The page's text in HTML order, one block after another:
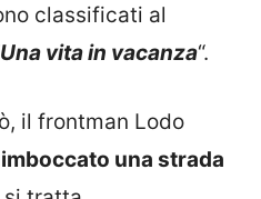
classificati al
Una vita in vacanza“.
il frontman Lodo
imboccato una strada